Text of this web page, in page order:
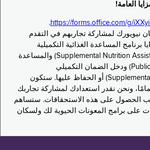
https://forms.office.com/g/
.
نيويورك لمشاركة تجاربهم في التقدم
المساعدة الغذائية التكميلية
(Supplemental Nutrition Assistance Program, SNAP) والمساعدة
العامة (Public Assistance, PA) ودخل الضمان التكميلي
(Supplemental Security Income, SSI) أو الحفاظ عليها. ستكون
ونحن نقدر استعدادك لمشاركة تجاربك
الحصول على هذه الاستحقاقات. ستساهم
على برامج المعونات الحيوية لك ولسكان